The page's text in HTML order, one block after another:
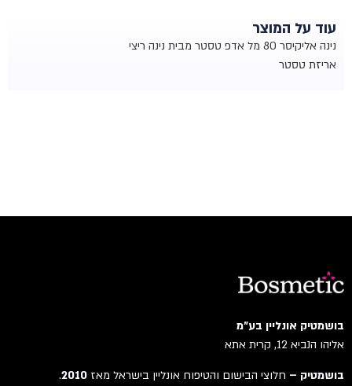
עוד על המוצר
נינה אליקיסר 80 מל אדפ טסטר מבית נינה ריצי
אריזת טסטר
בושמטיק אונליין בע"מ
אליהו הנביא 12, קרית אתא
בושמטיק –חלוצי הבישום והטיפוח אונליין בישראל מאז2010
.